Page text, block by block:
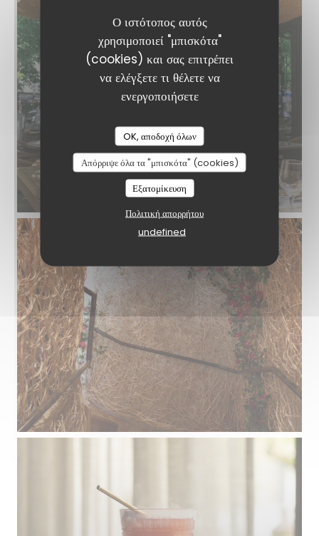
Ο ιστότοπος αυτός
χρησιμοποιεί "μπισκότα"
(cookies) και σας επιτρέπει
να ελέγξετε τι θέλετε να
ενεργοποιήσετε
OK, αποδοχή όλων
Απόρριψε όλα τα "μπισκότα" (cookies)
Εξατομίκευση
Πολιτική απορρήτου
undefined